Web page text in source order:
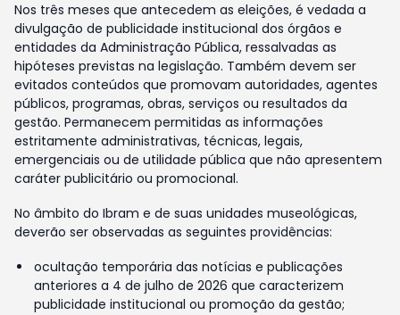
Nos três meses que antecedem as eleições, é vedada a
divulgação de publicidade institucional dos órgãos e
entidades da Administração Pública, ressalvadas as
hipóteses previstas na legislação. Também devem ser
evitados conteúdos que promovam autoridades, agentes
públicos, programas, obras, serviços ou resultados da
gestão. Permanecem permitidas as informações
estritamente administrativas, técnicas, legais,
emergenciais ou de utilidade pública que não apresentem
caráter publicitário ou promocional.
No âmbito do Ibram e de suas unidades museológicas,
deverão ser observadas as seguintes providências:
ocultação temporária das notícias e publicações
anteriores a 4 de julho de 2026 que caracterizem
publicidade institucional ou promoção da gestão;